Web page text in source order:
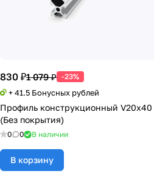
830 ₽1 079 ₽ -23%
+ 41.5 Бонусных рублей
Профиль конструкционный V20х40
(Без покрытия)
0 0 В наличии
В корзину